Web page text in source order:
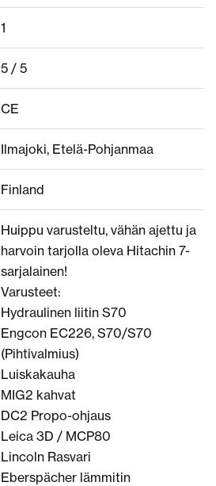
1
5 / 5
CE
Ilmajoki, Etelä-Pohjanmaa
Finland
Huippu varusteltu, vähän ajettu ja
harvoin tarjolla oleva Hitachin 7-
sarjalainen!
Varusteet:
Hydraulinen liitin S70
Engcon EC226, S70/S70
(Pihtivalmius)
Luiskakauha
MIG2 kahvat
DC2 Propo-ohjaus
Leica 3D / MCP80
Lincoln Rasvari
Eberspächer lämmitin